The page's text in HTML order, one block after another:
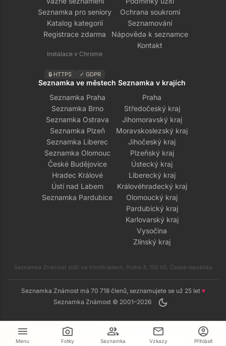
menu
Menu
camera_alt
Fotky
group
Seznamka
mail
Vzkazy
account_circle
Přihlásit
Seznamka pro seniory
Katalog kategorií
Registrace zdarma
Instalace v Chrome
🔒 HTTPS ✓ GDPR
Ochrana soukromí
Seznamování
Nápověda k seznamce
Kontakt
Seznamka ve městech
Seznamka Praha
Seznamka Brno
Seznamka Ostrava
Seznamka Plzeň
Seznamka Liberec
Seznamka Olomouc
České Budějovice
Hradec Králové
Ústí nad Labem
Seznamka Pardubice
Seznamka v krajích
Praha
Středočeský kraj
Jihomoravský kraj
Moravskoslezský kraj
Jihočeský kraj
Plzeňský kraj
Ústecký kraj
Liberecký kraj
Královéhradecký kraj
Olomoucký kraj
Pardubický kraj
Karlovarský kraj
Vysočina
Zlínský kraj
Seznamka Známost sídlí na Vinohradech, Praha 3, 130 00, Česká republika
Seznamka Známost má 70 718 členů, seznamujete se už 25 let ♥
Seznamka Známost © 2001–2026
dark_mode